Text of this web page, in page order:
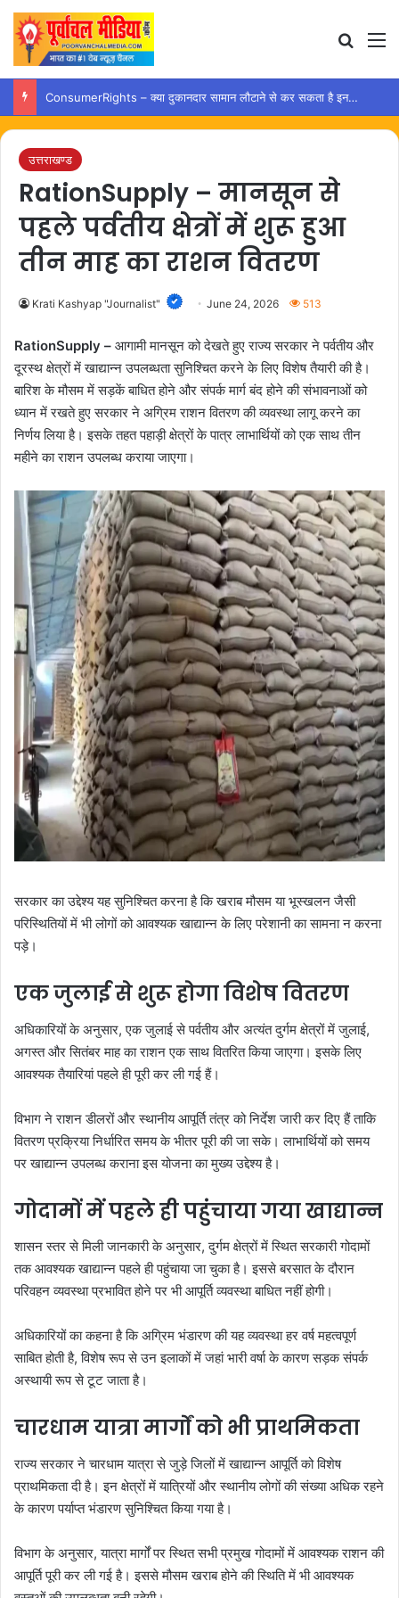
ConsumerRights – क्या दुकानदार सामान लौटाने से कर सकता है इनकार, जानिए नियम…
उत्तराखण्ड
RationSupply – मानसून से
पहले पर्वतीय क्षेत्रों में शुरू हुआ
तीन माह का राशन वितरण
Krati Kashyap "Journalist" June 24, 2026 513
RationSupply – आगामी मानसून को देखते हुए राज्य सरकार ने पर्वतीय और
दूरस्थ क्षेत्रों में खाद्यान्न उपलब्धता सुनिश्चित करने के लिए विशेष तैयारी की है।
बारिश के मौसम में सड़कें बाधित होने और संपर्क मार्ग बंद होने की संभावनाओं को
ध्यान में रखते हुए सरकार ने अग्रिम राशन वितरण की व्यवस्था लागू करने का
निर्णय लिया है। इसके तहत पहाड़ी क्षेत्रों के पात्र लाभार्थियों को एक साथ तीन
महीने का राशन उपलब्ध कराया जाएगा।
सरकार का उद्देश्य यह सुनिश्चित करना है कि खराब मौसम या भूस्खलन जैसी
परिस्थितियों में भी लोगों को आवश्यक खाद्यान्न के लिए परेशानी का सामना न करना
पड़े।
एक जुलाई से शुरू होगा विशेष वितरण
अधिकारियों के अनुसार, एक जुलाई से पर्वतीय और अत्यंत दुर्गम क्षेत्रों में जुलाई,
अगस्त और सितंबर माह का राशन एक साथ वितरित किया जाएगा। इसके लिए
आवश्यक तैयारियां पहले ही पूरी कर ली गई हैं।
विभाग ने राशन डीलरों और स्थानीय आपूर्ति तंत्र को निर्देश जारी कर दिए हैं ताकि
वितरण प्रक्रिया निर्धारित समय के भीतर पूरी की जा सके। लाभार्थियों को समय
पर खाद्यान्न उपलब्ध कराना इस योजना का मुख्य उद्देश्य है।
गोदामों में पहले ही पहुंचाया गया खाद्यान्न
शासन स्तर से मिली जानकारी के अनुसार, दुर्गम क्षेत्रों में स्थित सरकारी गोदामों
तक आवश्यक खाद्यान्न पहले ही पहुंचाया जा चुका है। इससे बरसात के दौरान
परिवहन व्यवस्था प्रभावित होने पर भी आपूर्ति व्यवस्था बाधित नहीं होगी।
अधिकारियों का कहना है कि अग्रिम भंडारण की यह व्यवस्था हर वर्ष महत्वपूर्ण
साबित होती है, विशेष रूप से उन इलाकों में जहां भारी वर्षा के कारण सड़क संपर्क
अस्थायी रूप से टूट जाता है।
चारधाम यात्रा मार्गों को भी प्राथमिकता
राज्य सरकार ने चारधाम यात्रा से जुड़े जिलों में खाद्यान्न आपूर्ति को विशेष
प्राथमिकता दी है। इन क्षेत्रों में यात्रियों और स्थानीय लोगों की संख्या अधिक रहने
के कारण पर्याप्त भंडारण सुनिश्चित किया गया है।
विभाग के अनुसार, यात्रा मार्गों पर स्थित सभी प्रमुख गोदामों में आवश्यक राशन की
आपूर्ति पूरी कर ली गई है। इससे मौसम खराब होने की स्थिति में भी आवश्यक